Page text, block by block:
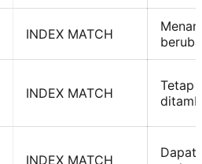
INDEX MATCH
INDEX MATCH
Tetap
INDEX MATCH
Dapat